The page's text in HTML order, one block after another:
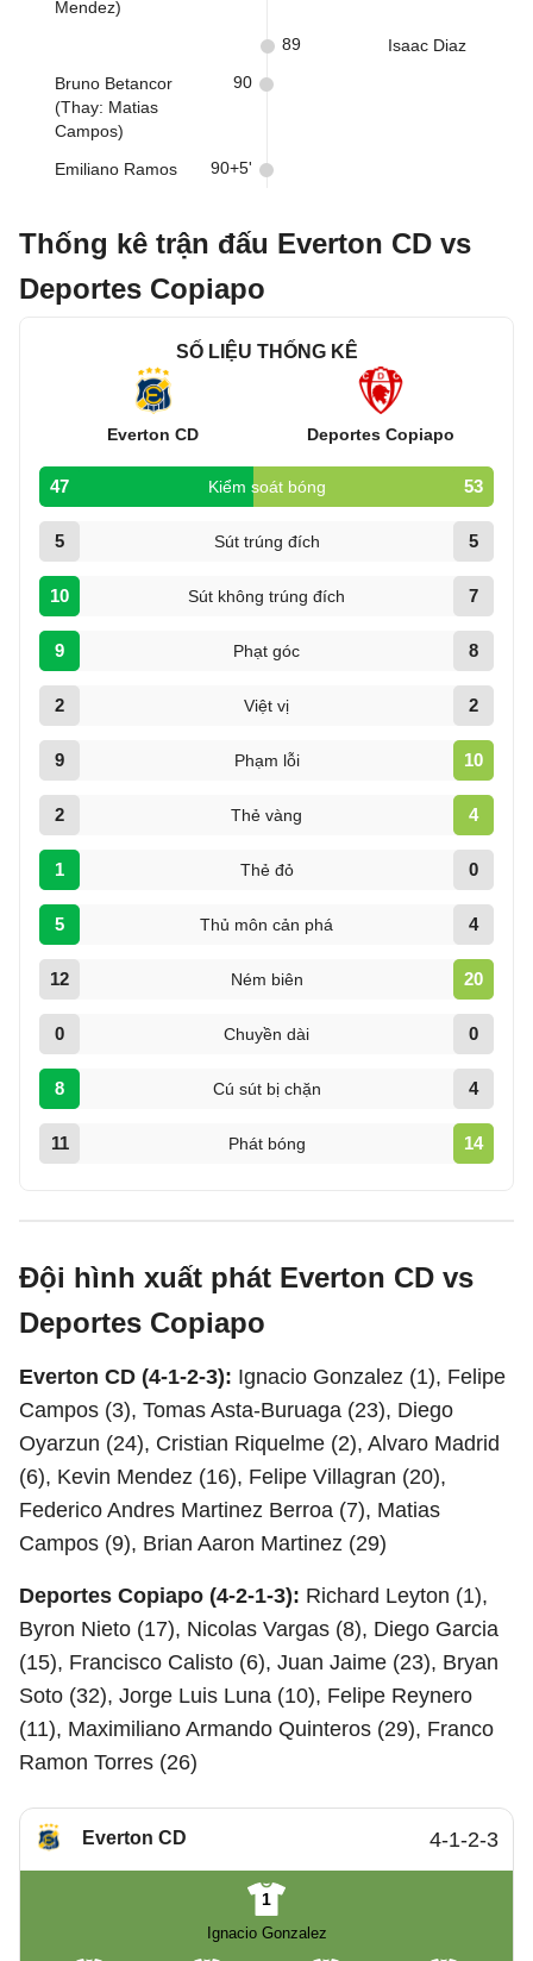
Mendez)
Isaac Diaz
89
Bruno Betancor
(Thay: Matias
Campos)
90
Emiliano Ramos 90+5'
Thống kê trận đấu Everton CD vs
Deportes Copiapo
SỐ LIỆU THỐNG KÊ
Everton CD Deportes Copiapo
47 Kiểm soát bóng 53
5 Sút trúng đích 5
10 Sút không trúng đích 7
9 Phạt góc 8
2 Việt vị 2
9 Phạm lỗi 10
2 Thẻ vàng 4
1 Thẻ đỏ 0
5 Thủ môn cản phá 4
12 Ném biên 20
0 Chuyền dài 0
8 Cú sút bị chặn 4
11 Phát bóng 14
Đội hình xuất phát Everton CD vs
Deportes Copiapo
Everton CD (4-1-2-3): Ignacio Gonzalez (1), Felipe
Campos (3), Tomas Asta-Buruaga (23), Diego
Oyarzun (24), Cristian Riquelme (2), Alvaro Madrid
(6), Kevin Mendez (16), Felipe Villagran (20),
Federico Andres Martinez Berroa (7), Matias
Campos (9), Brian Aaron Martinez (29)
Deportes Copiapo (4-2-1-3): Richard Leyton (1),
Byron Nieto (17), Nicolas Vargas (8), Diego Garcia
(15), Francisco Calisto (6), Juan Jaime (23), Bryan
Soto (32), Jorge Luis Luna (10), Felipe Reynero
(11), Maximiliano Armando Quinteros (29), Franco
Ramon Torres (26)
Everton CD 4-1-2-3
1
Ignacio Gonzalez